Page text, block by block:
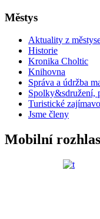
Městys
Aktuality z
Historie
Kronika Choltic
Knihovna
Správa a údržba
Spolky&sdružení,
Turistické
Jsme členy
Mobilní